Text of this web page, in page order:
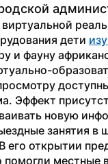
дети
и фауну
Эффект
новую
занятия в
его открытии
помогли местные